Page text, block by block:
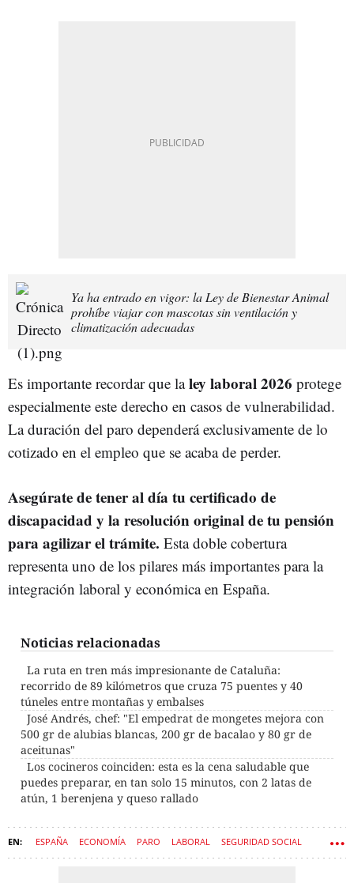
Ya ha entrado en vigor: la Ley de Bienestar Animal
prohíbe viajar con mascotas sin ventilación y
climatización adecuadas
Es importante recordar que laley laboral 2026 protege
especialmente este derecho en casos de vulnerabilidad.
La duración del paro dependerá exclusivamente de lo
cotizado en el empleo que se acaba de perder.
Asegúrate de tener al día tu certificado de
discapacidad y la resolución original de tu pensión
para agilizar el trámite. Esta doble cobertura
representa uno de los pilares más importantes para la
integración laboral y económica en España.
Noticias relacionadas
La ruta en tren más impresionante de Cataluña:
recorrido de 89 kilómetros que cruza 75 puentes y 40
túneles entre montañas y embalses
José Andrés, chef: "El empedrat de mongetes mejora con
500 gr de alubias blancas, 200 gr de bacalao y 80 gr de
aceitunas"
Los cocineros coinciden: esta es la cena saludable que
puedes preparar, en tan solo 15 minutos, con 2 latas de
atún, 1 berenjena y queso rallado
ESPAÑA ECONOMÍA PARO LABORAL SEGURIDAD SOCIAL